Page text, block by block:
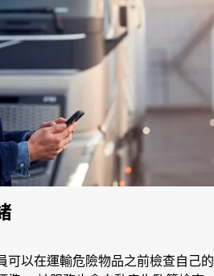
可以在運輸危險物品之前檢查自己的